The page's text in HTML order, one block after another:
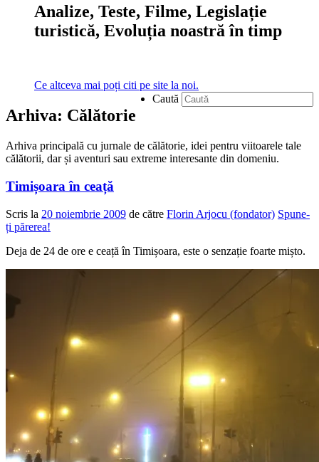
Analize, Teste, Filme, Legislație
turistică, Evoluția noastră în timp
Ce altceva mai poți citi pe site la noi.
Caută
Arhiva: Călătorie
Arhiva principală cu jurnale de călătorie, idei pentru viitoarele tale
călătorii, dar și aventuri sau extreme interesante din domeniu.
Timișoara în ceață
Scris la 20 noiembrie 2009 de către Florin Arjocu (fondator) Spune-
ți părerea!
Deja de 24 de ore e ceață în Timișoara, este o senzație foarte mișto.